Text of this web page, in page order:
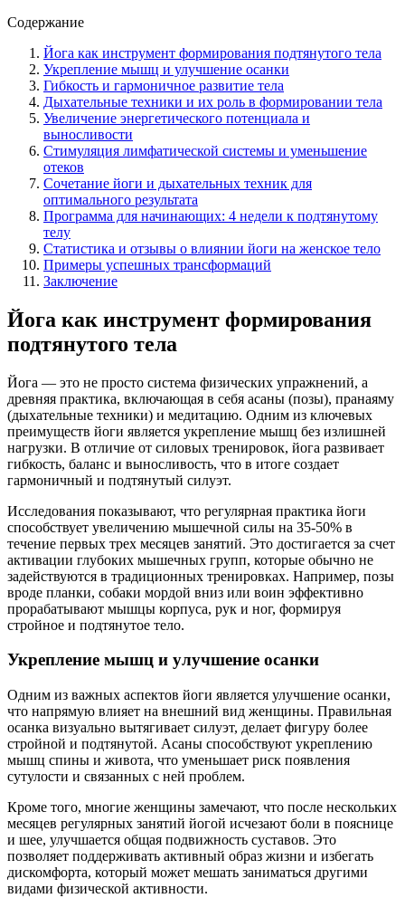
Содержание
Йога как инструмент формирования подтянутого тела
Укрепление мышц и улучшение осанки
Гибкость и гармоничное развитие тела
Дыхательные техники и их роль в формировании тела
Увеличение энергетического потенциала и
выносливости
Стимуляция лимфатической системы и уменьшение
отеков
Сочетание йоги и дыхательных техник для
оптимального результата
Программа для начинающих: 4 недели к подтянутому
телу
Статистика и отзывы о влиянии йоги на женское тело
Примеры успешных трансформаций
Заключение
Йога как инструмент формирования
подтянутого тела
Йога — это не просто система физических упражнений, а
древняя практика, включающая в себя асаны (позы), пранаяму
(дыхательные техники) и медитацию. Одним из ключевых
преимуществ йоги является укрепление мышц без излишней
нагрузки. В отличие от силовых тренировок, йога развивает
гибкость, баланс и выносливость, что в итоге создает
гармоничный и подтянутый силуэт.
Исследования показывают, что регулярная практика йоги
способствует увеличению мышечной силы на 35-50% в
течение первых трех месяцев занятий. Это достигается за счет
активации глубоких мышечных групп, которые обычно не
задействуются в традиционных тренировках. Например, позы
вроде планки, собаки мордой вниз или воин эффективно
прорабатывают мышцы корпуса, рук и ног, формируя
стройное и подтянутое тело.
Укрепление мышц и улучшение осанки
Одним из важных аспектов йоги является улучшение осанки,
что напрямую влияет на внешний вид женщины. Правильная
осанка визуально вытягивает силуэт, делает фигуру более
стройной и подтянутой. Асаны способствуют укреплению
мышц спины и живота, что уменьшает риск появления
сутулости и связанных с ней проблем.
Кроме того, многие женщины замечают, что после нескольких
месяцев регулярных занятий йогой исчезают боли в пояснице
и шее, улучшается общая подвижность суставов. Это
позволяет поддерживать активный образ жизни и избегать
дискомфорта, который может мешать заниматься другими
видами физической активности.